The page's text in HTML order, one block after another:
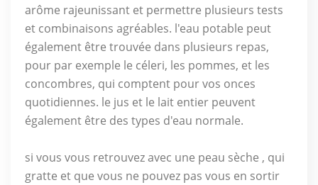
arôme rajeunissant et permettre plusieurs tests
et combinaisons agréables. l'eau potable peut
également être trouvée dans plusieurs repas,
pour par exemple le céleri, les pommes, et les
concombres, qui comptent pour vos onces
quotidiennes. le jus et le lait entier peuvent
également être des types d'eau normale.
si vous vous retrouvez avec une peau sèche , qui
gratte et que vous ne pouvez pas vous en sortir